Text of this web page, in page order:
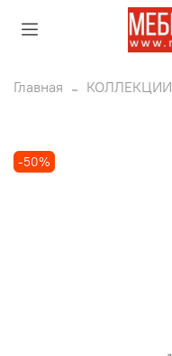
Главная КОЛЛЕКЦИИ
-50%